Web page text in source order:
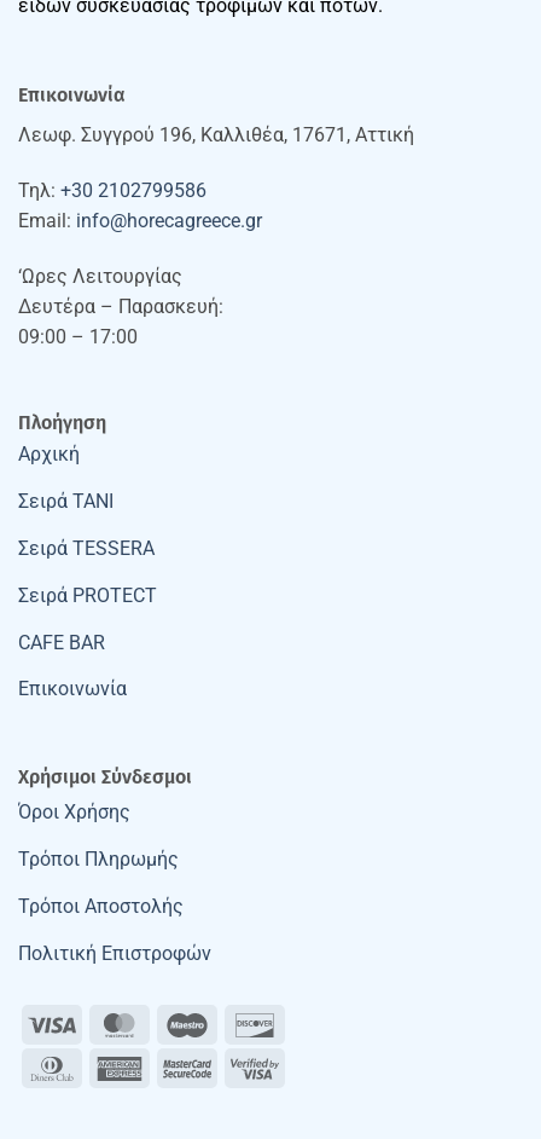
ειδών συσκευασίας τροφίμων και ποτών.
Επικοινωνία
Λεωφ. Συγγρού 196, Καλλιθέα, 17671, Αττική
Τηλ: +30 2102799586
Email: info@horecagreece.gr
‘Ωρες Λειτουργίας
Δευτέρα – Παρασκευή:
09:00 – 17:00
Πλοήγηση
Αρχική
Σειρά TANI
Σειρά TESSERA
Σειρά PROTECT
CAFE BAR
Επικοινωνία
Χρήσιμοι Σύνδεσμοι
Όροι Χρήσης
Τρόποι Πληρωμής
Τρόποι Αποστολής
Πολιτική Επιστροφών
Visa MasterCardMaestro
Dinners
AmericanMasterCard
Visa